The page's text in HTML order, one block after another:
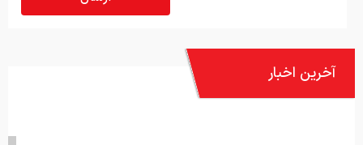
آخرین اخبار